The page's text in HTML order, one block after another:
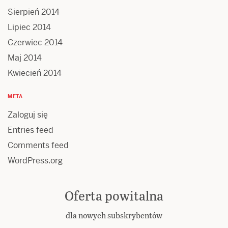
Sierpień 2014
Lipiec 2014
Czerwiec 2014
Maj 2014
Kwiecień 2014
META
Zaloguj się
Entries feed
Comments feed
WordPress.org
Oferta powitalna
dla nowych subskrybentów